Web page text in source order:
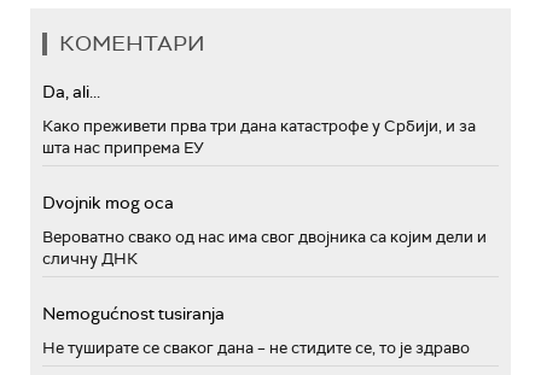
КОМЕНТАРИ
Da, ali...
Како преживети прва три дана катастрофе у Србији, и за
шта нас припрема ЕУ
Dvojnik mog oca
Вероватно свако од нас има свог двојника са којим дели и
сличну ДНК
Nemogućnost tusiranja
Не туширате се сваког дана – не стидите се, то је здраво